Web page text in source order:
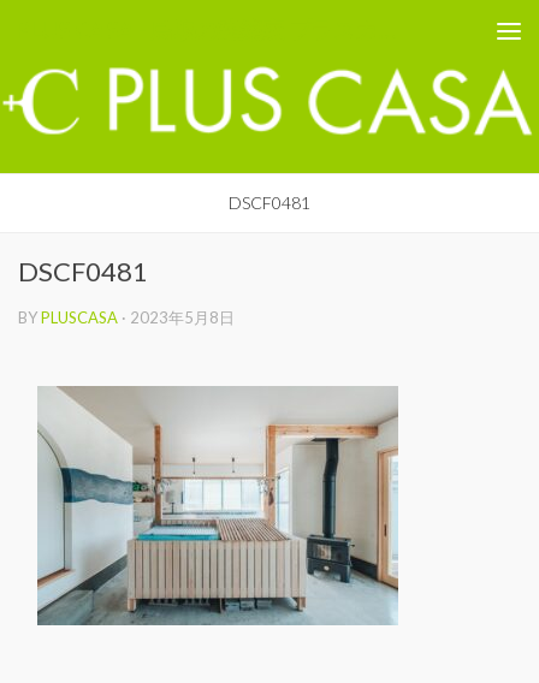
DSCF0481
DSCF0481
BYPLUSCASA · 2023年5月8日